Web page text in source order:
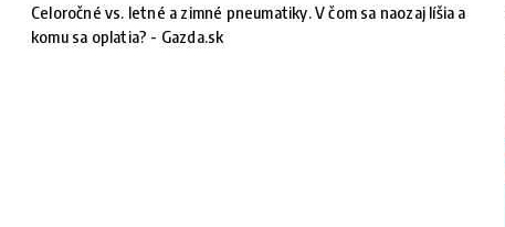
Celoročné vs. letné a zimné pneumatiky. V čom sa naozaj líšia a
komu sa oplatia? - Gazda.sk